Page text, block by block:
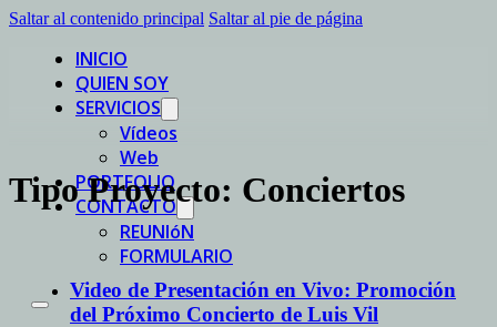
Saltar al contenido principal Saltar al pie de página
INICIO
QUIEN SOY
SERVICIOS
Vídeos
Web
PORTFOLIO
CONTACTO
REUNIóN
FORMULARIO
Tipo Proyecto: Conciertos
Video de Presentación en Vivo: Promoción
del Próximo Concierto de Luis Vil